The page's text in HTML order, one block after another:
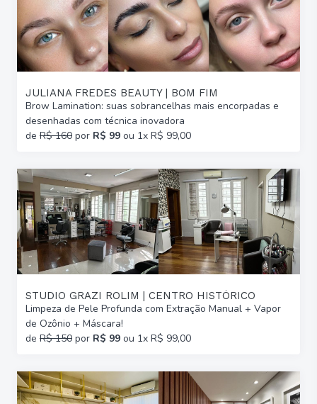
JULIANA FREDES BEAUTY | BOM FIM
Brow Lamination: suas sobrancelhas mais encorpadas e
desenhadas com técnica inovadora
de R$ 160 por R$ 99 ou 1x R$ 99,00
STUDIO GRAZI ROLIM | CENTRO HISTÓRICO
Limpeza de Pele Profunda com Extração Manual + Vapor
de Ozônio + Máscara!
de R$ 150 por R$ 99 ou 1x R$ 99,00